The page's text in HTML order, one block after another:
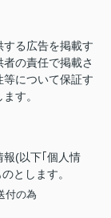
る広告を掲載す
の責任で掲載さ
について保証す
す。
報(以下｢個人情
とします。
付の為